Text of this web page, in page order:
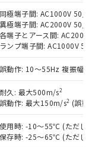
同極端子間: AC1000V 50/
異極端子間: AC2000V 50/
各端子とアース間:
ランプ端子間: AC1000V
誤動作: 10～55Hz 複振幅
耐久: 最大500m/s2
誤動作: 最大150m/s2 (誤動
使用時: -10～55℃ (ただし
保存時: -25～65℃ (ただし
意のうえ
器事業取扱
標準価格
もので
の中には、
質）の非含
定のある
物質）の
物質）の
確認中の
物で、有
。
品として
国RoHSの
。
国RoHSの